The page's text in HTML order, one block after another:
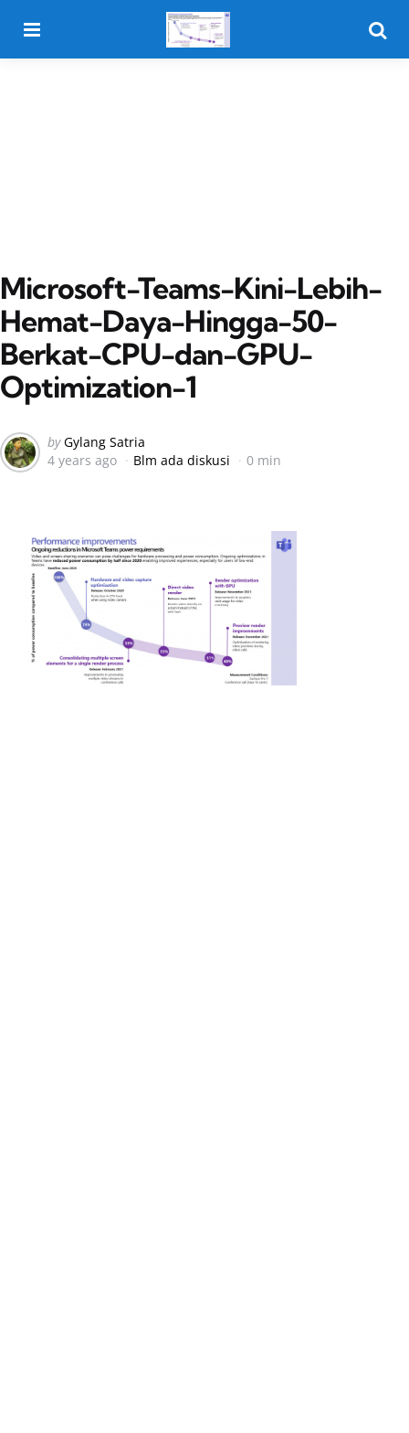
Microsoft-Teams-Kini-Lebih-
Hemat-Daya-Hingga-50-
Berkat-CPU-dan-GPU-
Optimization-1
Posted
by
by Gylang Satria
4 years ago
Blm ada diskusi 0 min